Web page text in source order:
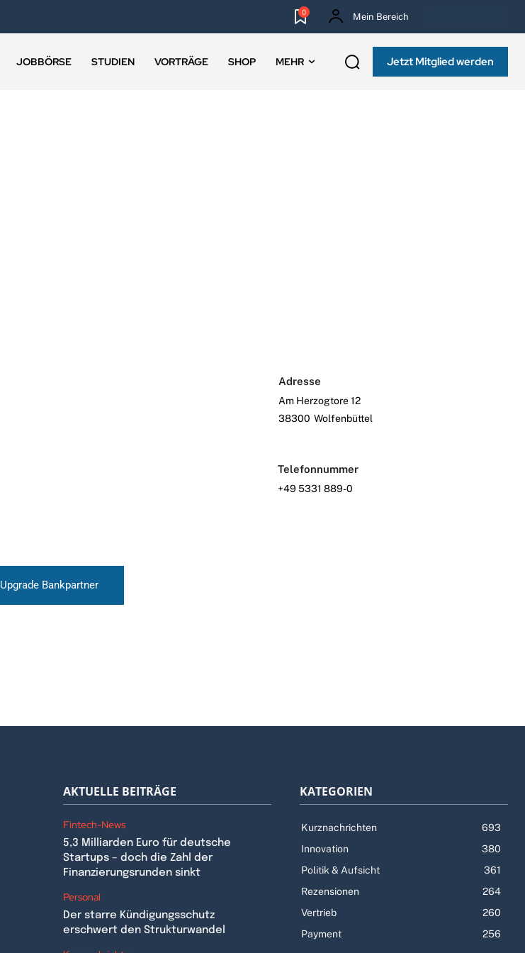
0 Mein Bereich
JOBBÖRSE STUDIEN VORTRÄGE SHOP MEHR Jetzt Mitglied werden
Adresse
Am Herzogtore 12
38300 Wolfenbüttel
Telefonnummer
+49 5331 889-0
Upgrade Bankpartner
AKTUELLE BEITRÄGE
Fintech-News
5,3 Milliarden Euro für deutsche
Startups – doch die Zahl der
Finanzierungsrunden sinkt
Personal
Der starre Kündigungsschutz
erschwert den Strukturwandel
KATEGORIEN
Kurznachrichten
693
Innovation
380
Politik & Aufsicht
361
Rezensionen
264
Vertrieb
260
Payment
256